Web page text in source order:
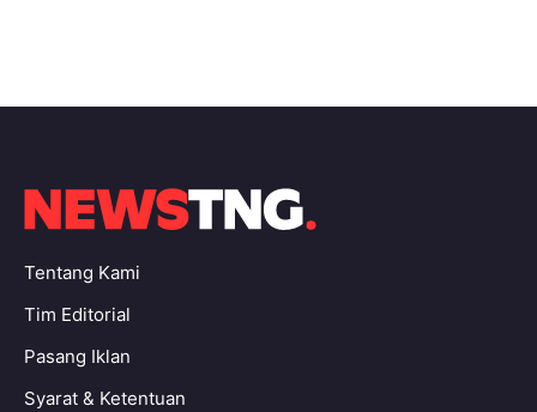
Tentang Kami
Tim Editorial
Pasang Iklan
Syarat & Ketentuan